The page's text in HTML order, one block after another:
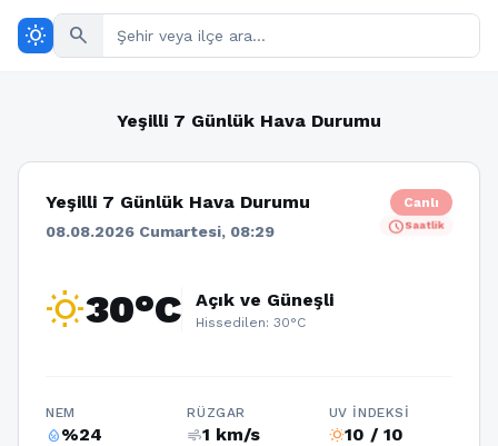
wb_sunny search
Yeşilli 7 Günlük Hava Durumu
Yeşilli 7 Günlük Hava Durumu
08.08.2026 Cumartesi, 08:29
Canlı
scheduleSaatlik
wb_sunny30°C Açık ve Güneşli
Hissedilen: 30°C
NEM
humidity_percentage%24
RÜZGAR
air1 km/s
UV İNDEKSI
wb_sunny10 / 10